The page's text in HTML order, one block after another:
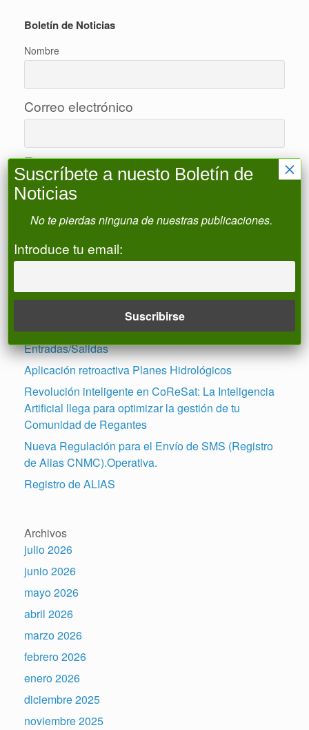
Boletín de Noticias
Nombre
Correo electrónico
Acepto la política de privacidad
Buscar
Buscar
Reserva de números en Registro Avanzado de
Entradas/Salidas
Aplicación retroactiva Planes Hidrológicos
Revolución inteligente en CoReSat: La Inteligencia
Artificial llega para optimizar la gestión de tu
Comunidad de Regantes
Nueva Regulación para el Envío de SMS (Registro
de Alias CNMC).Operativa.
Registro de ALIAS
Archivos
julio 2026
junio 2026
mayo 2026
abril 2026
marzo 2026
febrero 2026
enero 2026
diciembre 2025
noviembre 2025
Suscríbete a nuesto Boletín de
Noticias
No te pierdas ninguna de nuestras publicaciones.
Introduce tu email:
×